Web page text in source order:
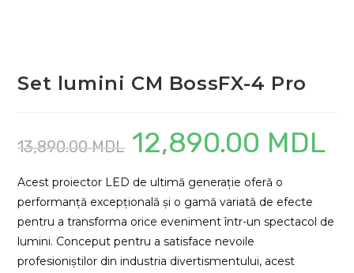
Set lumini CM BossFX-4 Pro
13,890.00MDL
Prețul
inițial
13,890.00 MDL.
12,890.00 MDLeste:
Acest proiector LED de ultimă generație oferă o
performanță excepțională și o gamă variată de efecte
pentru a transforma orice eveniment într-un spectacol de
lumini. Conceput pentru a satisface nevoile
profesioniștilor din industria divertismentului, acest